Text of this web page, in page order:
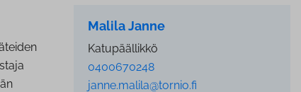
Malila Janne
Katupäällikkö
0400670248
janne.malila@tornio.fi